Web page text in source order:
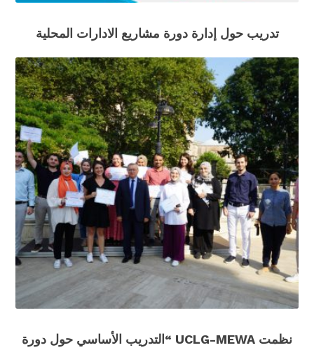
تدريب حول إدارة دورة مشاريع الادارات المحلية
نظمت UCLG-MEWA “التدريب الأساسي حول دورة